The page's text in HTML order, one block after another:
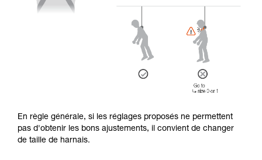
En règle générale, si les réglages proposés ne permettent
pas d'obtenir les bons ajustements, il convient de changer
de taille de harnais.